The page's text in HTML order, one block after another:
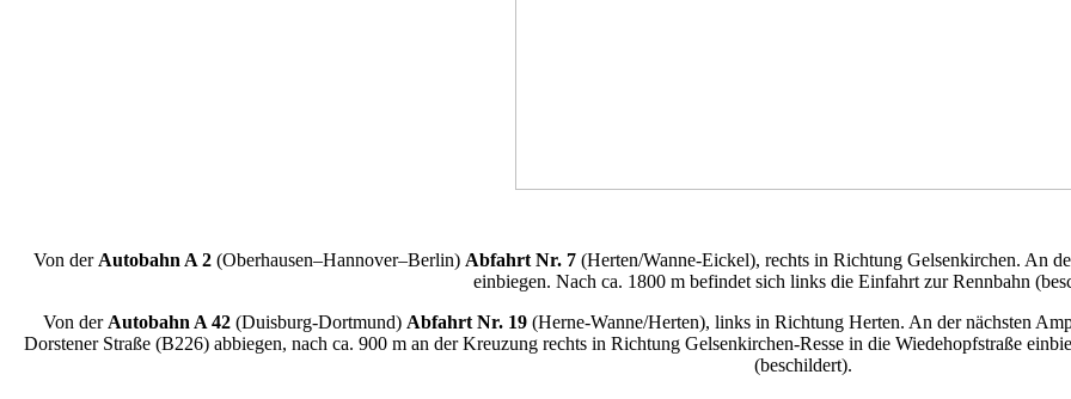
Von derAutobahn A 2 (Oberhausen–Hannover–Berlin) Abfahrt Nr. 7 (Herten/Wanne-Eickel), rechts in Richtung Gelsenkirchen. An
einbiegen. Nach ca. 1800 m befindet sich links die Einfahrt zur Rennbahn
Von derAutobahn A 42 (Duisburg-Dortmund) Abfahrt Nr. 19 (Herne-Wanne/Herten), links in Richtung Herten. An der nächsten
Dorstener Straße (B226) abbiegen, nach ca. 900 m an der Kreuzung rechts in Richtung Gelsenkirchen-Resse in die Wiedehopfstraße
(beschildert).